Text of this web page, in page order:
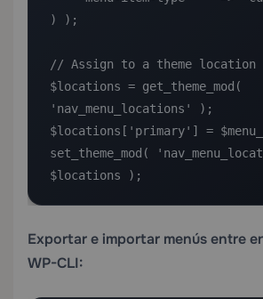
) );
// Assign to a theme location
$locations = get_theme_mod(
'nav_menu_locations' );
$locations['primary'] =
set_theme_mod(
$locations );
Exportar e importar menús entre
WP-CLI: